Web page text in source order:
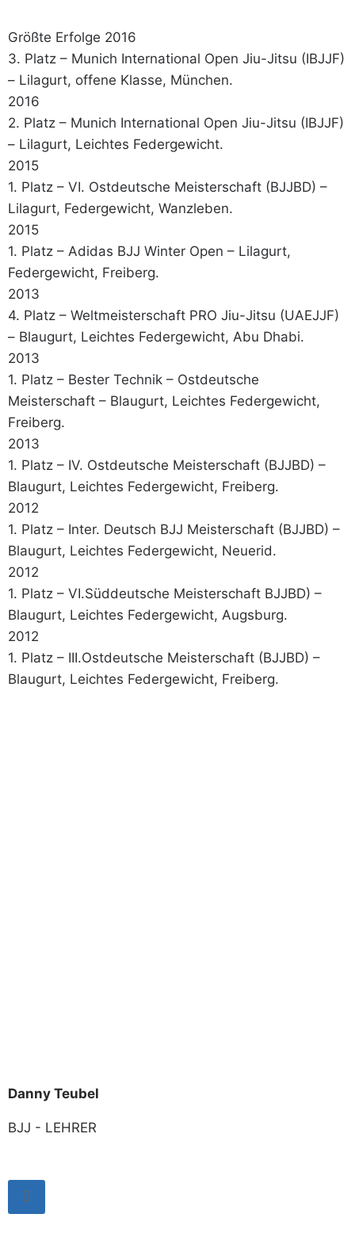
Größte Erfolge 2016
3. Platz – Munich International Open Jiu-Jitsu (IBJJF)
– Lilagurt, offene Klasse, München.
2016
2. Platz – Munich International Open Jiu-Jitsu (IBJJF)
– Lilagurt, Leichtes Federgewicht.
2015
1. Platz – VI. Ostdeutsche Meisterschaft (BJJBD) –
Lilagurt, Federgewicht, Wanzleben.
2015
1. Platz – Adidas BJJ Winter Open – Lilagurt,
Federgewicht, Freiberg.
2013
4. Platz – Weltmeisterschaft PRO Jiu-Jitsu (UAEJJF)
– Blaugurt, Leichtes Federgewicht, Abu Dhabi.
2013
1. Platz – Bester Technik – Ostdeutsche
Meisterschaft – Blaugurt, Leichtes Federgewicht,
Freiberg.
2013
1. Platz – IV. Ostdeutsche Meisterschaft (BJJBD) –
Blaugurt, Leichtes Federgewicht, Freiberg.
2012
1. Platz – Inter. Deutsch BJJ Meisterschaft (BJJBD) –
Blaugurt, Leichtes Federgewicht, Neuerid.
2012
1. Platz – VI.Süddeutsche Meisterschaft BJJBD) –
Blaugurt, Leichtes Federgewicht, Augsburg.
2012
1. Platz – III.Ostdeutsche Meisterschaft (BJJBD) –
Blaugurt, Leichtes Federgewicht, Freiberg.
Danny Teubel
BJJ - LEHRER